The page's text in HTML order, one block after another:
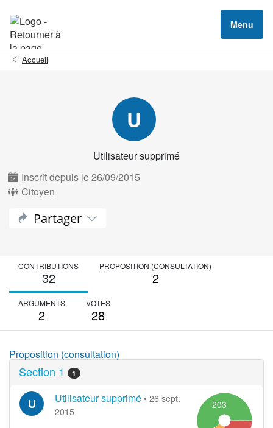
Menu
Accueil
U
Utilisateur supprimé
Inscrit depuis le 26/09/2015
Citoyen
Partager
CONTRIBUTIONS
32
PROPOSITION (CONSULTATION)
2
ARGUMENTS
2
VOTES
28
Proposition (consultation)
Section 1 1
U Utilisateur supprimé • 26 sept.
2015
203